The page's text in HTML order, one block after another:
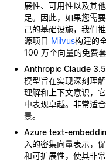
展性、可用性以及其
足。因此，如果您需
己的基础设施，我们
源项目 Milvus构建的
100 万个向量的免费
Anthropic Claude
模型旨在实现深刻理
理解和上下文意识，
中表现卓越。非常适
景。
Azure text-
入的密集向量表示，
和可扩展性，使其非